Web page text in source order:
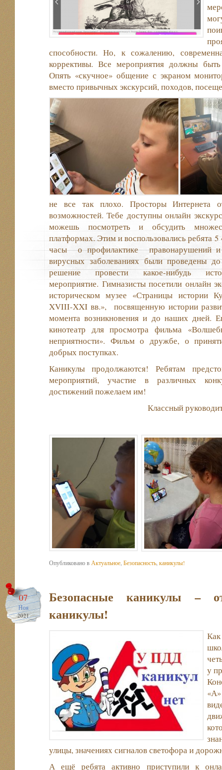
способности. Но, к сожалению,
коррективы. Все мероприятия должны
Опять «скучное» общение с экраном
вместо привычных экскурсий, походов,
не все так плохо. Просторы Интернета
возможностей. Тебе доступны онлайн
можешь посмотреть и обсудить
платформах. Этим и воспользовались ребята 5
часы о профилактике правонарушений
вирусных заболеваниях были проведены
решение провести какое-нибудь
мероприятие. Гимназисты посетили онлайн
историческом музее «Страницы истории
XVIII-XXI вв.», посвященную истории
момента возникновения и до наших дней.
кинотеатр для просмотра фильма
неприятности». Фильм о дружбе, о
добрых поступках.
Каникулы продолжаются! Ребятам
мероприятий, участие в различных
достижений пожелаем им!
Классный
Опубликовано в Актуальное Безопасность каникулы!
07
Ноя
2021
Безопасные каникулы –
каникулы!
Как
у
улицы, значениях сигналов светофора и
А ещё ребята активно приступили к